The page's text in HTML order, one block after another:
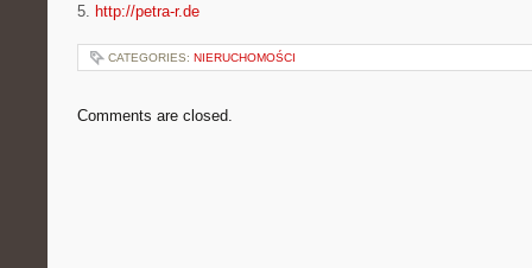
5. http://petra-r.de
CATEGORIES: NIERUCHOMOŚCI
Comments are closed.